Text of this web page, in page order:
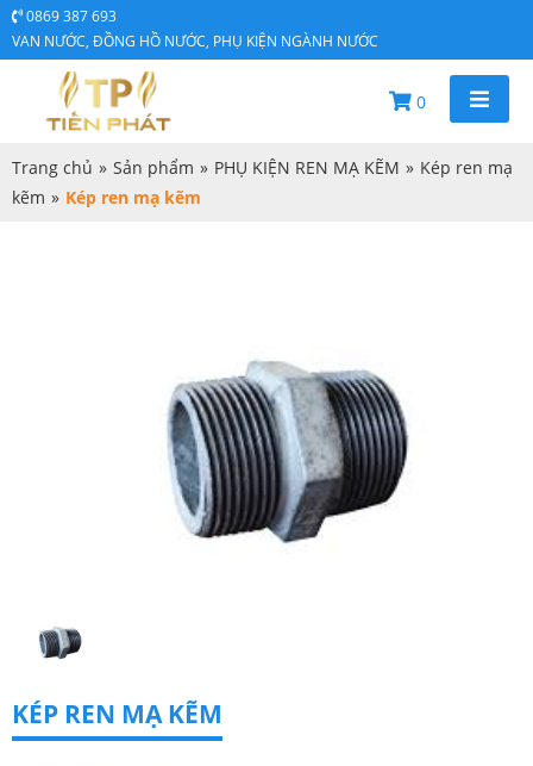
0869 387 693
VAN NƯỚC, ĐỒNG HỒ NƯỚC, PHỤ KIỆN NGÀNH NƯỚC
0
Trang chủ » Sản phẩm » PHỤ KIỆN REN MẠ KẼM » Kép ren mạ
kẽm » Kép ren mạ kẽm
KÉP REN MẠ KẼM